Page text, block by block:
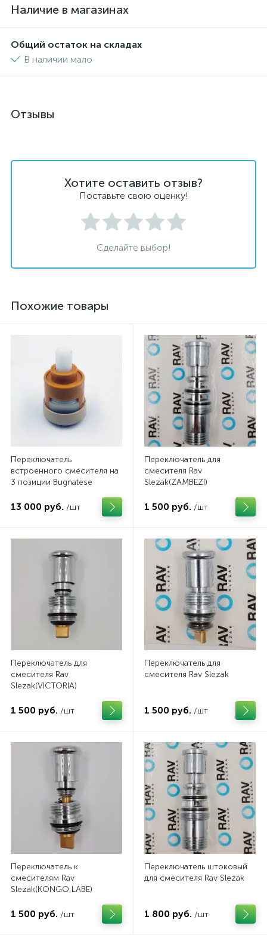
Наличие в магазинах
Общий остаток на складах
В наличии мало
Отзывы
Хотите оставить отзыв?
Поставьте свою оценку!
Сделайте выбор!
Похожие товары
Переключатель
встроенного смесителя на
3 позиции Bugnatese
13 000 руб. /шт
Переключатель для
смесителя Rav
Slezak(ZAMBEZI)
1 500 руб. /шт
Переключатель для
смесителя Rav
Slezak(VICTORIA)
1 500 руб. /шт
Переключатель для
смесителя Rav Slezak
1 500 руб. /шт
Переключатель к
смесителям Rav
Slezak(KONGO,LABE)
1 500 руб. /шт
Переключатель штоковый
для смесителя Rav Slezak
1 800 руб. /шт